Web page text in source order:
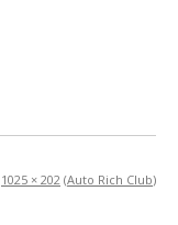
1025 × 202 (Auto Rich Club)